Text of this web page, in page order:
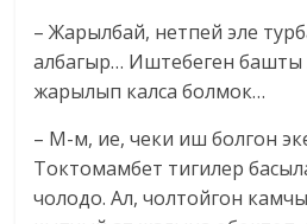
– Жарылбай, нетпей эле
албагыр… Иштебеген башты
жарылып калса болмок…
– М-м, ие, чеки иш болгон
Токтомамбет тигилер
чолодо. Ал, чолтойгон